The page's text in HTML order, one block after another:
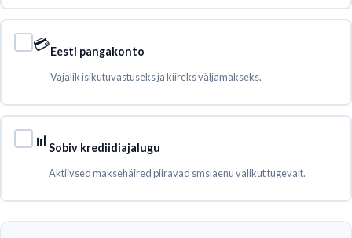
💳Eesti pangakonto
Vajalik isikutuvastuseks ja kiireks väljamakseks.
📊 Sobiv krediidiajalugu
Aktiivsed maksehäired piiravad smslaenu valikut tugevalt.